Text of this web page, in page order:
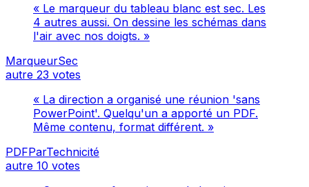
« Le marqueur du tableau blanc est sec. Les
4 autres aussi. On dessine les schémas dans
l'air avec nos doigts. »
MarqueurSec
autre 23 votes
« La direction a organisé une réunion 'sans
PowerPoint'. Quelqu'un a apporté un PDF.
Même contenu, format différent. »
PDFParTechnicité
autre 10 votes